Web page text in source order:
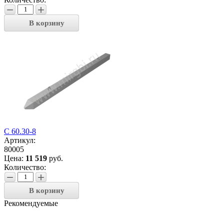
− +
В корзину
С 60.30-8
Артикул:
80005
Цена: 11 519 руб.
Количество:
− +
В корзину
Рекомендуемые